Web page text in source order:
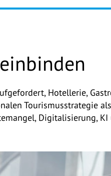
Hotellerie,
Tourismusstrategie
Digitalisierung,